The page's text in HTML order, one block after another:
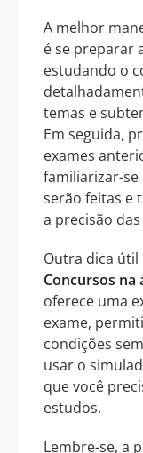
A melhor
é se preparar
estudando o
temas e
Em seguida,
exames
familiarizar-
serão feitas e
a precisão
Outra dica útil
Concursos na
oferece uma
exame,
condições
usar o
que você
estudos.
Lembre-se, a